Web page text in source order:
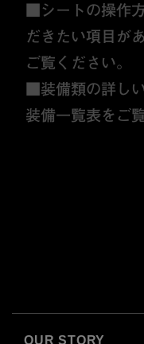
■シートの操作
だきたい項目が
ご覧ください。
■装備類の詳し
装備一覧表をご
OUR STORY